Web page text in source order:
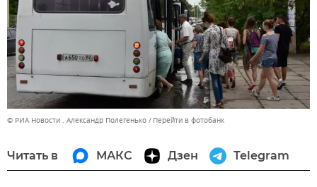
© РИА Новости . Александр Полегенько Перейти в фотобанк
Читать в МАКС Дзен Telegram